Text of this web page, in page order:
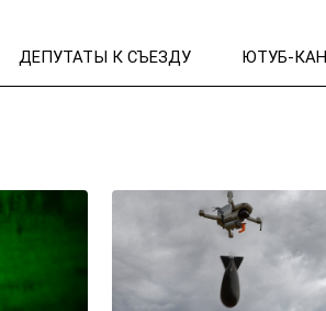
ДЕПУТАТЫ К СЪЕЗДУ ЮТУБ-